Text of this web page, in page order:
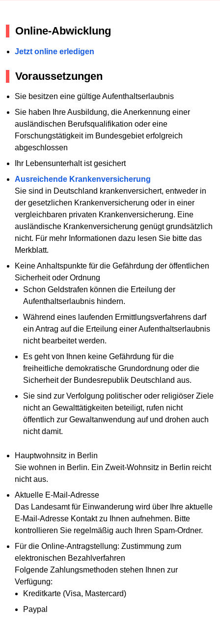
Online-Abwicklung
Jetzt online erledigen
Voraussetzungen
Sie besitzen eine gültige Aufenthaltserlaubnis
Sie haben Ihre Ausbildung, die Anerkennung einer
ausländischen Berufsqualifikation oder eine
Forschungstätigkeit im Bundesgebiet erfolgreich
abgeschlossen
Ihr Lebensunterhalt ist gesichert
Ausreichende Krankenversicherung
Sie sind in Deutschland krankenversichert, entweder in
der gesetzlichen Krankenversicherung oder in einer
vergleichbaren privaten Krankenversicherung. Eine
ausländische Krankenversicherung genügt grundsätzlich
nicht. Für mehr Informationen dazu lesen Sie bitte das
Merkblatt.
Keine Anhaltspunkte für die Gefährdung der öffentlichen
Sicherheit oder Ordnung
Schon Geldstrafen können die Erteilung der
Aufenthaltserlaubnis hindern.
Während eines laufenden Ermittlungsverfahrens darf
ein Antrag auf die Erteilung einer Aufenthaltserlaubnis
nicht bearbeitet werden.
Es geht von Ihnen keine Gefährdung für die
freiheitliche demokratische Grundordnung oder die
Sicherheit der Bundesrepublik Deutschland aus.
Sie sind zur Verfolgung politischer oder religiöser Ziele
nicht an Gewalttätigkeiten beteiligt, rufen nicht
öffentlich zur Gewaltanwendung auf und drohen auch
nicht damit.
Hauptwohnsitz in Berlin
Sie wohnen in Berlin. Ein Zweit-Wohnsitz in Berlin reicht
nicht aus.
Aktuelle E-Mail-Adresse
Das Landesamt für Einwanderung wird über Ihre aktuelle
E-Mail-Adresse Kontakt zu Ihnen aufnehmen. Bitte
kontrollieren Sie regelmäßig auch Ihren Spam-Ordner.
Für die Online-Antragstellung: Zustimmung zum
elektronischen Bezahlverfahren
Folgende Zahlungsmethoden stehen Ihnen zur
Verfügung:
Kreditkarte (Visa, Mastercard)
Paypal